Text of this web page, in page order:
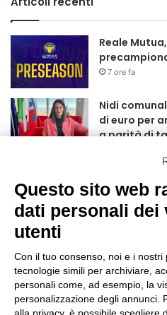
Reale
7 ore fa
Nidi
di euro per
a parità di
11 ore fa
agosto
Ferragosto
11 ore fa
Un nuovo
Questo sito web
dati personali dei
utenti
Con il tuo consenso, noi e i
tecnologie simili per archiviare,
personali come, ad esempio, la
personalizzazione degli annunci.